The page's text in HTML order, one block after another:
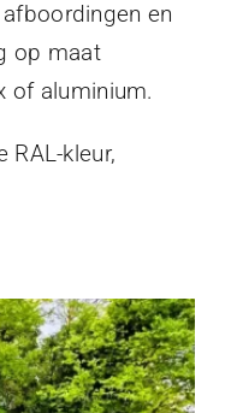
en
op maat
of aluminium.
RAL-kleur,